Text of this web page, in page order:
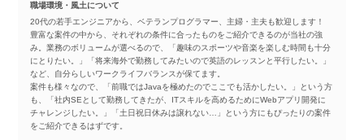
職場環境・風土について
20代の若手エンジニアから、ベテランプログラマー、主婦・主夫も歓迎します！
豊富な案件の中から、それぞれの条件に合ったものをご紹介できるのが当社の強
み。業務のボリュームが選べるので、「趣味のスポーツや音楽を楽しむ時間も十分
にとりたい。」「将来海外で勤務してみたいので英語のレッスンと平行したい。」
など、自分らしいワークライフバランスが保てます。
案件も様々なので、「前職ではJavaを極めたのでここでも活かしたい。」という方
も、「社内SEとして勤務してきたが、ITスキルを高めるためにWebアプリ開発に
チャレンジしたい。」「土日祝日休みは譲れない…」という方にもぴったりの案件
をご紹介できるはずです。